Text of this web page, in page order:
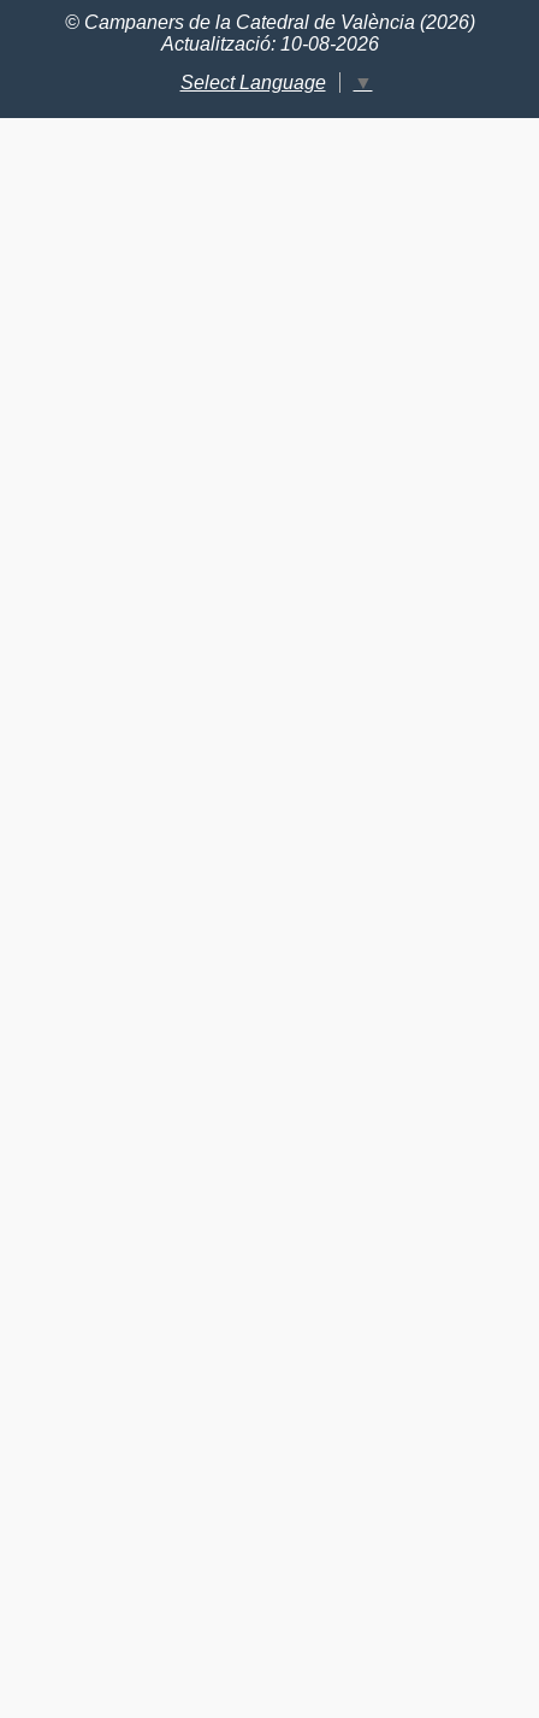
© Campaners de la Catedral de València (2026)
Actualització: 10-08-2026
Select Language
▼